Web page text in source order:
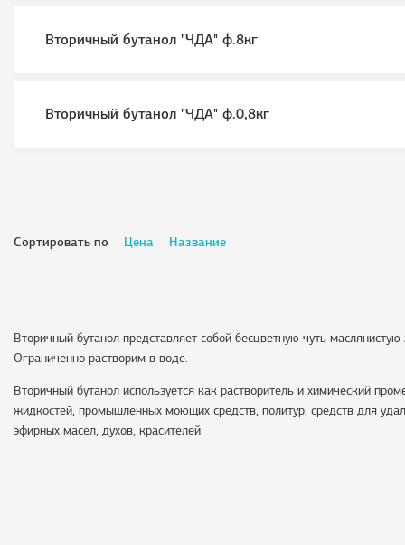
Вторичный бутанол "ЧДА" ф.8кг
Вторичный бутанол "ЧДА" ф.0,8кг
Сортировать по Цена Название
Вторичный бутанол представляет собой бесцветную чуть
Ограниченно растворим в воде.
Вторичный бутанол используется как растворитель и химический
жидкостей, промышленных моющих средств, политур, средств для
эфирных масел, духов, красителей.